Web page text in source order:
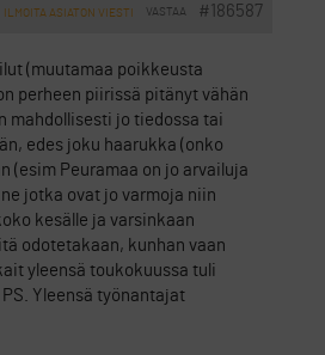
#186587
VASTAA
ILMOITA ASIATON VIESTI
(muutamaa poikkeusta
perheen piirissä pitänyt vähän
mahdollisesti jo tiedossa tai
edes joku haarukka (onko
(esim Peuramaa on jo arvailuja
jotka ovat jo varmoja niin
kesälle ja varsinkaan
odotetakaan, kunhan vaan
yleensä toukokuussa tuli
Yleensä työnantajat